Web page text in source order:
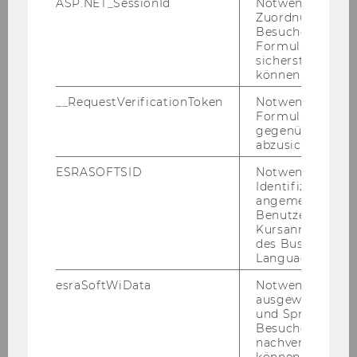
Wir hei­ßen Vik­to­ria Rach­wol herz­lich als neue
ASP.NET_SessionId
Notwendig, um
Zuordnung von
Besucher zu
sicherstellen zu
können.
__RequestVerificationToken
Notwendig, um
gegenüber
abzusichern.
ESRASOFTSID
Notwendig zur
Identifizierung
angemeldeten
Benutzers im
des Business
Language
esraSoftWiData
Notwendig um
ausgewählte
und
Besuchers
nachverfolgen